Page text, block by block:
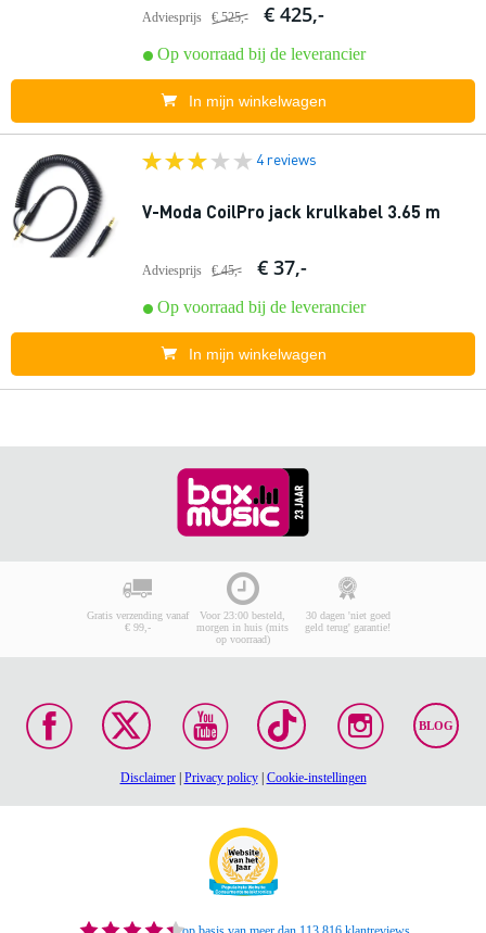
Adviesprijs € 525,- € 425,-
Op voorraad bij de leverancier
In mijn winkelwagen
4 reviews
V-Moda CoilPro jack krulkabel 3.65 m
Adviesprijs € 45,- € 37,-
Op voorraad bij de leverancier
In mijn winkelwagen
Gratis verzending vanaf
€ 99,-
Voor 23:00 besteld,
morgen in huis (mits
op voorraad)
30 dagen 'niet goed
geld terug' garantie!
BLOG
Disclaimer| Privacy policy| Cookie-instellingen